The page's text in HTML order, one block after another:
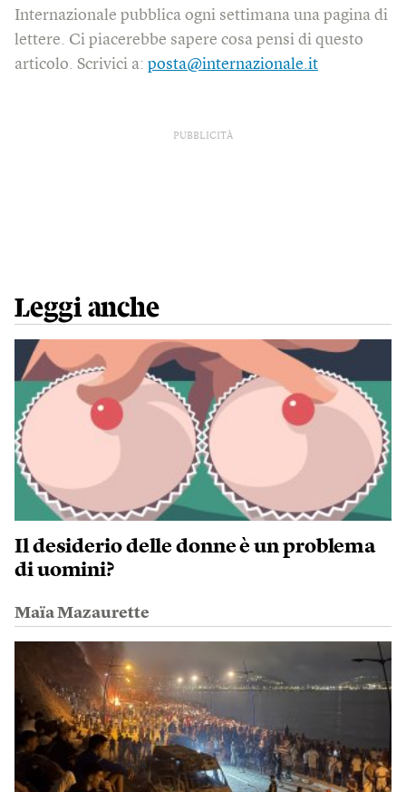
Internazionale pubblica ogni settimana una pagina di
lettere. Ci piacerebbe sapere cosa pensi di questo
articolo. Scrivici a: posta@internazionale.it
PUBBLICITÀ
Leggi anche
Il desiderio delle donne è un problema
di uomini?
Maïa Mazaurette